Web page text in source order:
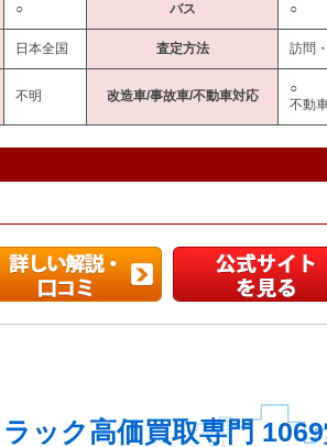
○ バス ○
日本全国 査定方法 訪問
不明 改造車/事故車/不動車対応
○
不動
ック高価買取専門